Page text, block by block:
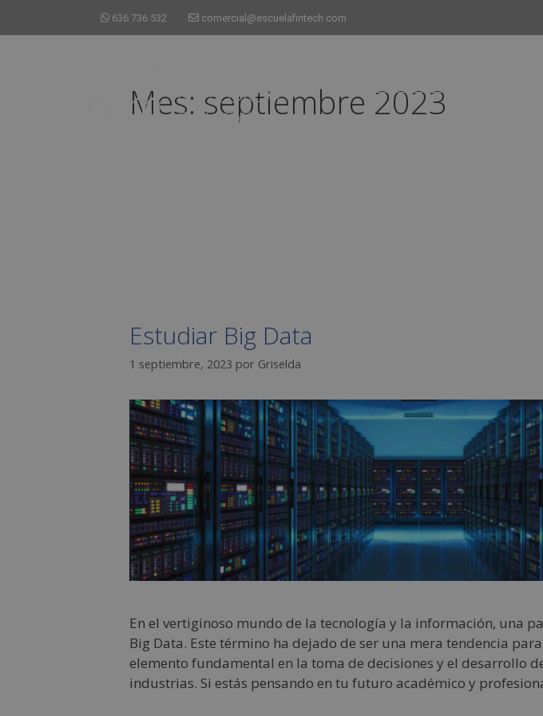
636 736 532 comercial@escuelafintech.com
Mes: septiembre 2023
Estudiar Big Data
1 septiembre, 2023 por Griselda
En el vertiginoso mundo de la tecnología y la información, una
Big Data. Este término ha dejado de ser una mera tendencia
elemento fundamental en la toma de decisiones y el desarrollo
industrias. Si estás pensando en tu futuro académico y